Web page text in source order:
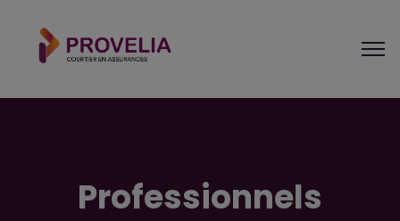
Professionnels